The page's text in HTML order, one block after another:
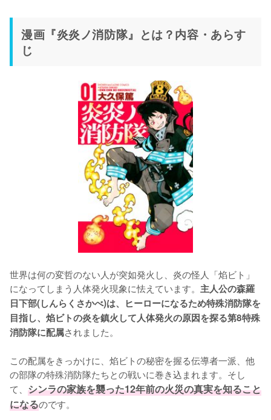
漫画『炎炎ノ消防隊』とは？内容・あらす
じ
世界は何の変哲のない人が突如発火し、炎の怪人「焰ビト」
になってしまう人体発火現象に怯えています。 主人公の森羅
日下部(しんらくさかべ)は、ヒーローになるため特殊消防隊を
目指し、焰ビトの炎を鎮火して人体発火の原因を探る第8特殊
消防隊に配属されました。
この配属をきっかけに、焰ビトの秘密を握る伝導者一派、他
の部隊の特殊消防隊たちとの戦いに巻き込まれます。そし
て、 シンラの家族を襲った12年前の火災の真実を知ること
になるのです。